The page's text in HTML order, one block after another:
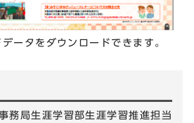
ータをダウンロードできます。
務局生涯学習部生涯学習推進担当